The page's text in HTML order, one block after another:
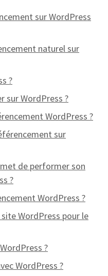
sur WordPress
naturel sur
?
sur WordPress ?
WordPress ?
sur
de performer son
?
WordPress ?
WordPress pour le
?
WordPress ?